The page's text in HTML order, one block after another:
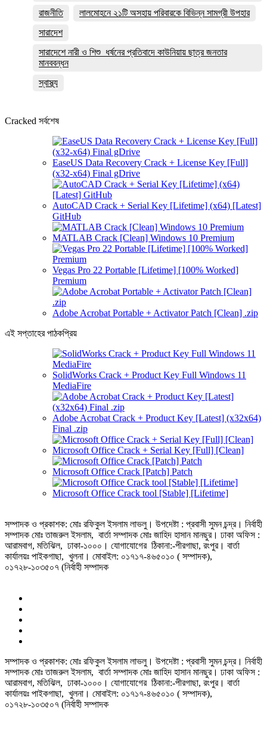
রাজনীতি
লালমোহনে ২১টি অসহায় পরিবারকে বিভিন্ন সামগ্রী উপহার
সারাদেশ
সারাদেশে নারী ও শিশু ধর্ষনের প্রতিবাদে কাউনিয়ায় ছাত্র জনতার
মানববন্ধন
স্বাস্থ্য
Cracked সর্বশেষ
EaseUS Data Recovery Crack + License Key [Full]
(x32-x64) Final gDrive
AutoCAD Crack + Serial Key [Lifetime] (x64) [Latest]
GitHub
MATLAB Crack [Clean] Windows 10 Premium
Vegas Pro 22 Portable [Lifetime] [100% Worked]
Premium
Adobe Acrobat Portable + Activator Patch [Clean] .zip
এই সপ্তাহের পাঠকপ্রিয়
SolidWorks Crack + Product Key Full Windows 11
MediaFire
Adobe Acrobat Crack + Product Key [Latest] (x32x64)
Final .zip
Microsoft Office Crack + Serial Key [Full] [Clean]
Microsoft Office Crack [Patch] Patch
Microsoft Office Crack tool [Stable] [Lifetime]
সম্পাদক ও প্রকাশক: মোঃ রফিকুল ইসলাম লাভলু। উপদেষ্টা : প্রবাসী সুমন চন্দ্র। নির্বাহী
সম্পাদক মোঃ তাজরুল‌‌ ইসলাম, বার্তা সম্পাদক মোঃ জাহিদ হাসান মানছুর। ঢাকা অফিস :
আরামবাগ, মতিঝিল, ঢাকা-১০০০। যোগাযোগের ঠিকানা:-পীরগাছা‌, রংপুর। বার্তা
কার্যালয়ঃ পাইকগাছা, খুলনা। মোবাইল: ০১৭১৭-৪৬৫০১০ ( সম্পাদক),
০১৭২৮-১০৩৫০৭ (নির্বাহী সম্পাদক
সম্পাদক ও প্রকাশক: মোঃ রফিকুল ইসলাম লাভলু। উপদেষ্টা : প্রবাসী সুমন চন্দ্র। নির্বাহী
সম্পাদক মোঃ তাজরুল‌‌ ইসলাম, বার্তা সম্পাদক মোঃ জাহিদ হাসান মানছুর। ঢাকা অফিস :
আরামবাগ, মতিঝিল, ঢাকা-১০০০। যোগাযোগের ঠিকানা:-পীরগাছা‌, রংপুর। বার্তা
কার্যালয়ঃ পাইকগাছা, খুলনা। মোবাইল: ০১৭১৭-৪৬৫০১০ ( সম্পাদক),
০১৭২৮-১০৩৫০৭ (নির্বাহী সম্পাদক